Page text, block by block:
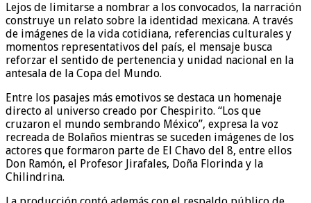
Lejos de limitarse a nombrar a los convocados, la narración
construye un relato sobre la identidad mexicana. A través
de imágenes de la vida cotidiana, referencias culturales y
momentos representativos del país, el mensaje busca
reforzar el sentido de pertenencia y unidad nacional en la
antesala de la Copa del Mundo.
Entre los pasajes más emotivos se destaca un homenaje
directo al universo creado por Chespirito. “Los que
cruzaron el mundo sembrando México”, expresa la voz
recreada de Bolaños mientras se suceden imágenes de los
actores que formaron parte de El Chavo del 8, entre ellos
Don Ramón, el Profesor Jirafales, Doña Florinda y la
Chilindrina.